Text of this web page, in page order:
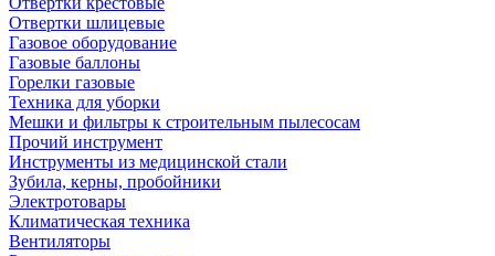
Отвертки шлицевые
Газовое оборудование
Газовые баллоны
Горелки газовые
Техника для уборки
Мешки и фильтры к строительным пылесосам
Прочий инструмент
Инструменты из медицинской стали
Зубила, керны, пробойники
Электротовары
Климатическая техника
Вентиляторы